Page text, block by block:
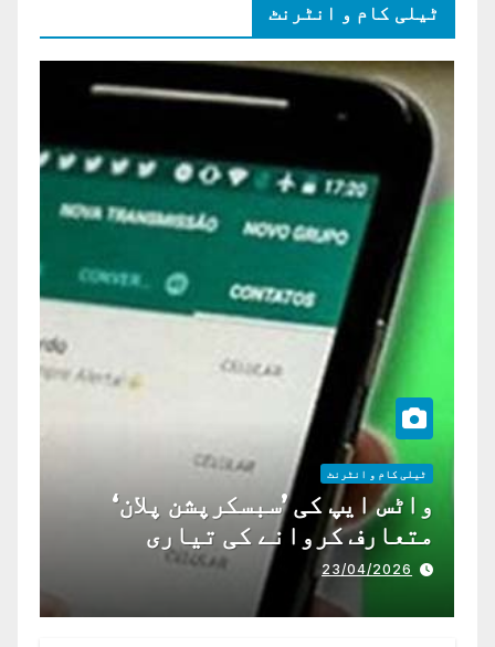
ٹیلی کام و انٹرنٹ
ٹیلی کام و انٹرنٹ
واٹس ایپ کی ’سبسکرپشن پلان‘
متعارف کروانے کی تیاری
23/04/2026